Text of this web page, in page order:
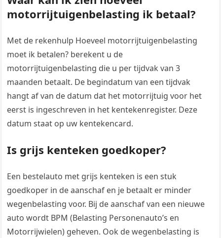
motorrijtuigenbelasting ik betaal?
Met de rekenhulp Hoeveel motorrijtuigenbelasting
moet ik betalen? berekent u de
motorrijtuigenbelasting die u per tijdvak van 3
maanden betaalt. De begindatum van een tijdvak
hangt af van de datum dat het motorrijtuig voor het
eerst is ingeschreven in het kentekenregister. Deze
datum staat op uw kentekencard.
Is grijs kenteken goedkoper?
Een bestelauto met grijs kenteken is een stuk
goedkoper in de aanschaf en je betaalt er minder
wegenbelasting voor. Bij de aanschaf van een nieuwe
auto wordt BPM (Belasting Personenauto’s en
Motorrijwielen) geheven. Ook de wegenbelasting is